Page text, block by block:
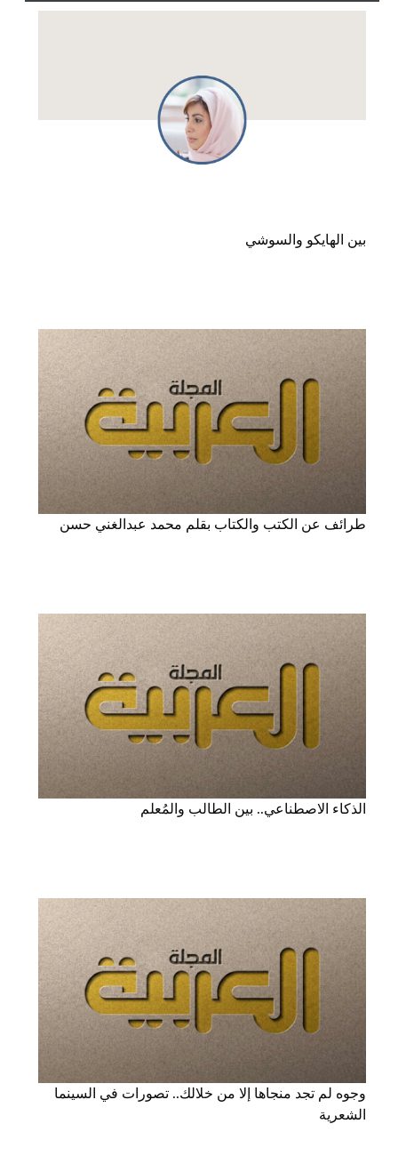
بين الهايكو والسوشي
طرائف عن الكتب والكتاب بقلم محمد عبدالغني حسن
الذكاء الاصطناعي.. بين الطالب والمُعلم
وجوه لم تجد منجاها إلا من خلالك.. تصورات في السينما
الشعرية